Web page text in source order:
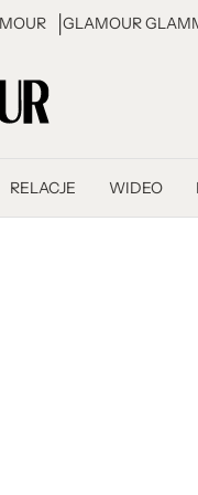
GLAMOUR
RELACJE WIDEO